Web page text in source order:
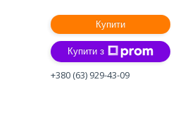
Купити
Купити з
+380 (63) 929-43-09